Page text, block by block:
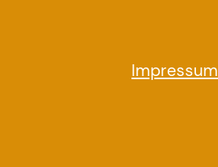
Impressum